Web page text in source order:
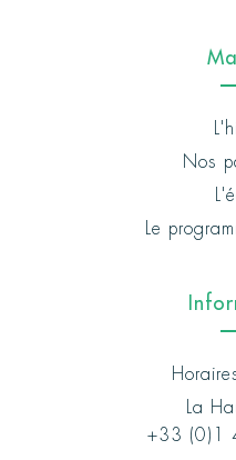
Nos
Le
La
+33 (0)1